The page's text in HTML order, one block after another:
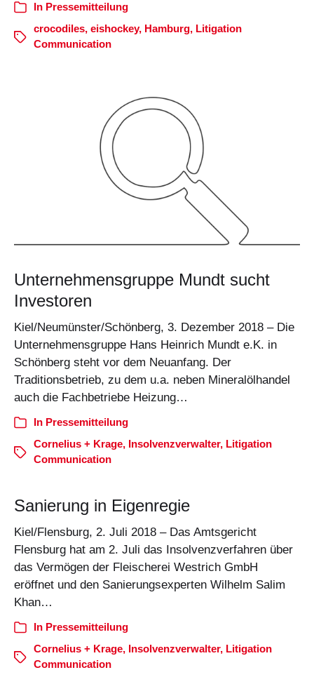
In Pressemitteilung
crocodiles, eishockey, Hamburg, Litigation
Communication
Unternehmensgruppe Mundt sucht
Investoren
Kiel/Neumünster/Schönberg, 3. Dezember 2018 – Die
Unternehmensgruppe Hans Heinrich Mundt e.K. in
Schönberg steht vor dem Neuanfang. Der
Traditionsbetrieb, zu dem u.a. neben Mineralölhandel
auch die Fachbetriebe Heizung…
In Pressemitteilung
Cornelius + Krage, Insolvenzverwalter, Litigation
Communication
Sanierung in Eigenregie
Kiel/Flensburg, 2. Juli 2018 – Das Amtsgericht
Flensburg hat am 2. Juli das Insolvenzverfahren über
das Vermögen der Fleischerei Westrich GmbH
eröffnet und den Sanierungsexperten Wilhelm Salim
Khan…
In Pressemitteilung
Cornelius + Krage, Insolvenzverwalter, Litigation
Communication